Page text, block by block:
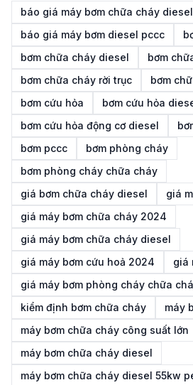
báo giá máy bơm chữa cháy diesel
báo giá máy bơm diesel pccc
bơm chữa cháy diesel
bơm
bơm chữa cháy rời trục
bơm
bơm cứu hỏa
bơm cứu hỏa
bơm cứu hỏa động cơ diesel
bơm pccc
bơm phòng cháy
bơm phòng cháy chữa cháy
giá bơm chữa cháy diesel
giá
giá máy bơm chữa cháy 2024
giá máy bơm chữa cháy diesel
giá máy bơm cứu hoả 2024
giá
giá máy bơm phòng cháy chữa
kiểm định bơm chữa cháy
máy
máy bơm chữa cháy công suất lớn
máy bơm chữa cháy diesel
máy bơm chữa cháy diesel 55kw